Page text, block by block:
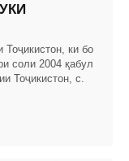
ки бо
соли 2004 қабул
Тоҷикистон, с.